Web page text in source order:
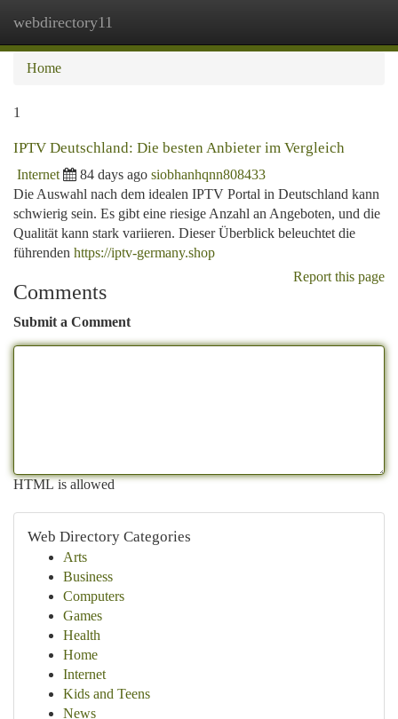
webdirectory11
Home
1
IPTV Deutschland: Die besten Anbieter im Vergleich
Internet 84 days ago siobhanhqnn808433
Die Auswahl nach dem idealen IPTV Portal in Deutschland kann
schwierig sein. Es gibt eine riesige Anzahl an Angeboten, und die
Qualität kann stark variieren. Dieser Überblick beleuchtet die
führenden https://iptv-germany.shop
Report this page
Comments
Submit a Comment
HTML is allowed
Web Directory Categories
Arts
Business
Computers
Games
Health
Home
Internet
Kids and Teens
News